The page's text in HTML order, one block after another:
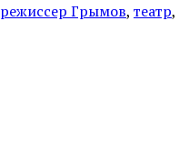
режиссер Грымов, театр,